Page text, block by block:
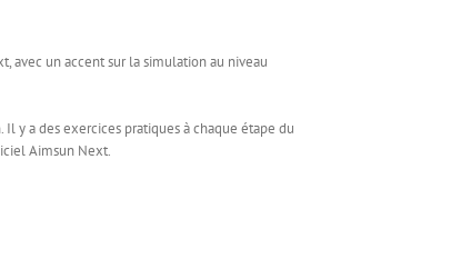
avec un accent sur la simulation au niveau
y a des exercices pratiques à chaque étape du
Aimsun Next.